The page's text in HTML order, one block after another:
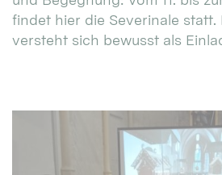
findet hier die Severinale statt.
versteht sich bewusst als